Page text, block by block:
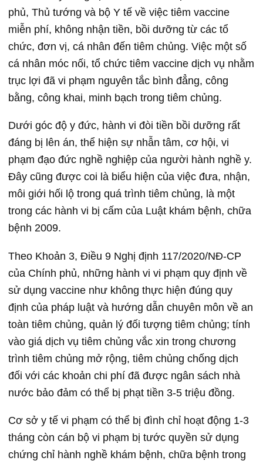
phủ, Thủ tướng và bộ Y tế về việc tiêm vaccine
miễn phí, không nhận tiền, bồi dưỡng từ các tổ
chức, đơn vị, cá nhân đến tiêm chủng. Việc một số
cá nhân móc nối, tổ chức tiêm vaccine dịch vụ nhằm
trục lợi đã vi phạm nguyên tắc bình đẳng, công
bằng, công khai, minh bạch trong tiêm chủng.
Dưới góc độ y đức, hành vi đòi tiền bồi dưỡng rất
đáng bị lên án, thể hiện sự nhẫn tâm, cơ hội, vi
phạm đạo đức nghề nghiệp của người hành nghề y.
Đây cũng được coi là biểu hiện của việc đưa, nhận,
môi giới hối lộ trong quá trình tiêm chủng, là một
trong các hành vi bị cấm của Luật khám bệnh, chữa
bệnh 2009.
Theo Khoản 3, Điều 9 Nghị định 117/2020/NĐ-CP
của Chính phủ, những hành vi vi phạm quy định về
sử dụng vaccine như không thực hiện đúng quy
định của pháp luật và hướng dẫn chuyên môn về an
toàn tiêm chủng, quản lý đối tượng tiêm chủng; tính
vào giá dịch vụ tiêm chủng vắc xin trong chương
trình tiêm chủng mở rộng, tiêm chủng chống dịch
đối với các khoản chi phí đã được ngân sách nhà
nước bảo đảm có thể bị phạt tiền 3-5 triệu đồng.
Cơ sở y tế vi phạm có thể bị đình chỉ hoạt động 1-3
tháng còn cán bộ vi phạm bị tước quyền sử dụng
chứng chỉ hành nghề khám bệnh, chữa bệnh trong